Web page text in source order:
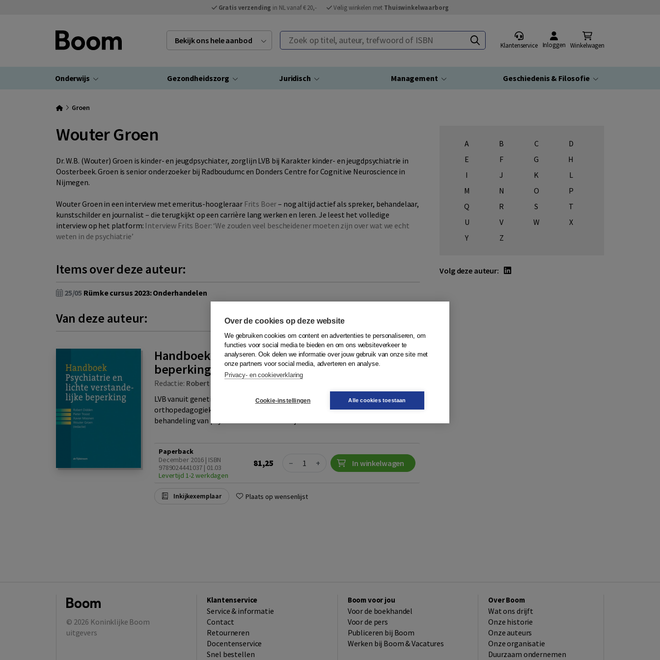
Gratis verzending in NL vanaf € 20,- Veilig winkelen met Thuiswinkelwaarborg
Bekijk ons hele aanbod Zoek op titel, auteur, trefwoord of ISBN
Klantenservice Inloggen Winkelwagen
Onderwijs Gezondheidszorg Juridisch Management Geschiedenis & Filosofie
Groen
Wouter Groen
Dr. W.B. (Wouter) Groen is kinder- en jeugdpsychiater, zorglijn LVB bij Karakter kinder- en jeugdpsychiatrie in
Oosterbeek. Groen is senior onderzoeker bij Radboudumc en Donders Centre for Cognitive Neuroscience in
Nijmegen.
Wouter Groen in een interview met emeritus-hoogleraar Frits Boer– nog altijd actief als spreker, behandelaar,
kunstschilder en journalist – die terugkijkt op een carrière lang werken en leren. Je leest het volledige
interview op het platform: Interview Frits Boer: ‘We zouden veel bescheidener moeten zijn over wat we echt
weten in de psychiatrie’
Items over deze auteur:
25/05 Rümke cursus 2023: Onderhandelen
Van deze auteur:
Handboek psychiatrie en lichte verstandelijke
beperking
Redactie: Robert Didden
LVB vanuit genetica, cognitie- en neuropsychologie, farmacotherapie en
orthopedagogiek In de afgelopen decennia is de kennis over diagnostiek en
behandeling van psychische stoornissen bij kinderen...
Paperback
December 2016 | ISBN
9789024441037 | 01.03
Levertijd 1-2 werkdagen
81,25 Quantity
− + In winkelwagen
Inkijkexemplaar Plaats op wensenlijst
A B C
D
E
F G
H
I
J K
L
M
N O
P
Q
R S
T
U
V W
X
Y
Z
Volg deze auteur:
© 2026 Koninklijke Boom
uitgevers
Klantenservice
Service & informatie
Contact
Retourneren
Docentenservice
Snel bestellen
Boom voor jou
Voor de boekhandel
Voor de pers
Publiceren bij Boom
Werken bij Boom & Vacatures
Over Boom
Wat ons drijft
Onze historie
Onze auteurs
Onze organisatie
Duurzaam ondernemen
Over de cookies op deze website
We gebruiken cookies om content en advertenties te personaliseren, om
functies voor social media te bieden en om ons websiteverkeer te
analyseren. Ook delen we informatie over jouw gebruik van onze site met
onze partners voor social media, adverteren en analyse.
Privacy- en cookieverklaring
Cookie-instellingen Alle cookies toestaan